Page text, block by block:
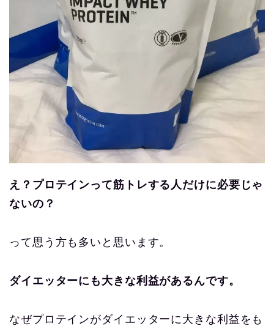
え？プロテインって筋トレする人だけに必要じゃ
ないの？
って思う方も多いと思います。
ダイエッターにも大きな利益があるんです。
なぜプロテインがダイエッターに大きな利益をも